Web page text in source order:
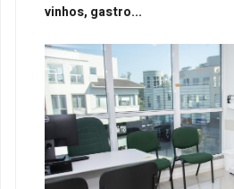
vinhos, gastro...